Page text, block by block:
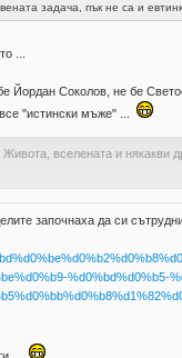
задача, пък не са и
...
Йордан Соколов, не бе
"истински мъже" ...
Живота, вселената и някакви
започнаха да си
%d0%bd%d0%b5-